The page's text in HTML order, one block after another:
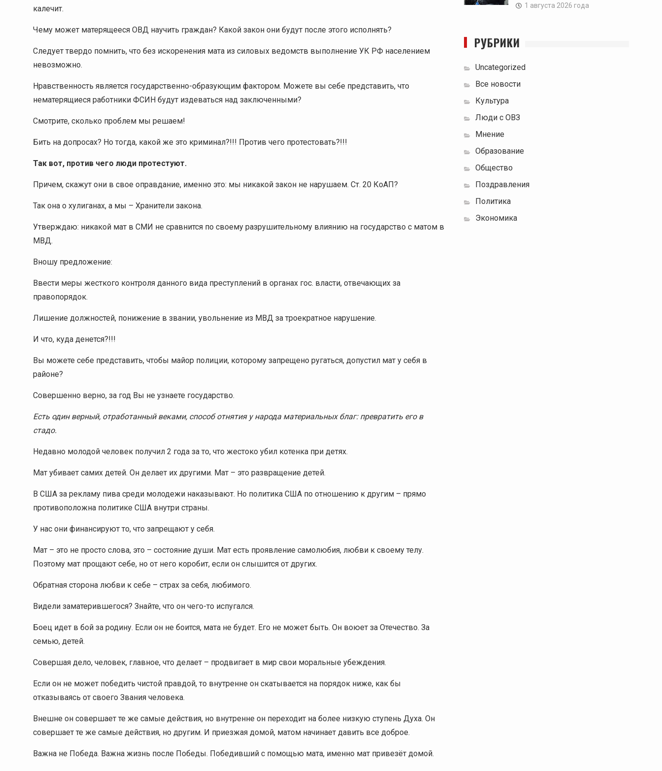
калечит.
Чему может матерящееся ОВД научить граждан? Какой закон они будут после этого исполнять?
Следует твердо помнить, что без искоренения мата из силовых ведомств выполнение УК РФ населением
невозможно.
Нравственность является государственно-образующим фактором. Можете вы себе представить, что
нематерящиеся работники ФСИН будут издеваться над заключенными?
Смотрите, сколько проблем мы решаем!
Бить на допросах? Но тогда, какой же это криминал?!!! Против чего протестовать?!!!
Так вот, против чего люди протестуют.
Причем, скажут они в свое оправдание, именно это: мы никакой закон не нарушаем. Ст. 20 КоАП?
Так она о хулиганах, а мы – Хранители закона.
Утверждаю: никакой мат в СМИ не сравнится по своему разрушительному влиянию на государство с матом в
МВД.
Вношу предложение:
Ввести меры жесткого контроля данного вида преступлений в органах гос. власти, отвечающих за
правопорядок.
Лишение должностей, понижение в звании, увольнение из МВД за троекратное нарушение.
И что, куда денется?!!!
Вы можете себе представить, чтобы майор полиции, которому запрещено ругаться, допустил мат у себя в
районе?
Совершенно верно, за год Вы не узнаете государство.
Есть один верный, отработанный веками, способ отнятия у народа материальныхблаг: превратить его в
стадо.
Недавно молодой человек получил 2 года за то, что жестоко убил котенка при детях.
Мат убивает самих детей. Он делает их другими. Мат – это развращение детей.
В США за рекламу пива среди молодежи наказывают. Но политика США по отношению к другим – прямо
противоположна политике США внутри страны.
У нас они финансируют то, что запрещают у себя.
Мат – это не просто слова, это – состояние души. Мат есть проявление самолюбия, любви к своему телу.
Поэтому мат прощают себе, но от него коробит, если он слышится от других.
Обратная сторона любви к себе – страх за себя, любимого.
Видели заматерившегося? Знайте, что он чего-то испугался.
Боец идет в бой за родину. Если он не боится, мата не будет. Его не может быть. Он воюет за Отечество. За
семью, детей.
Совершая дело, человек, главное, что делает – продвигает в мир свои моральные убеждения.
Если он не может победить чистой правдой, то внутренне он скатывается на порядок ниже, как бы
отказываясь от своего Звания человека.
Внешне он совершает те же самые действия, но внутренне он переходит на более низкую ступень Духа. Он
совершает те же самые действия, но другим. И приезжая домой, матом начинает давить все доброе.
Важна не Победа. Важна жизнь после Победы. Победивший с помощью мата, именно мат привезёт домой.
1 августа 2026 года
РУБРИКИ
Uncategorized
Все новости
Культура
Люди с ОВЗ
Мнение
Образование
Общество
Поздравления
Политика
Экономика